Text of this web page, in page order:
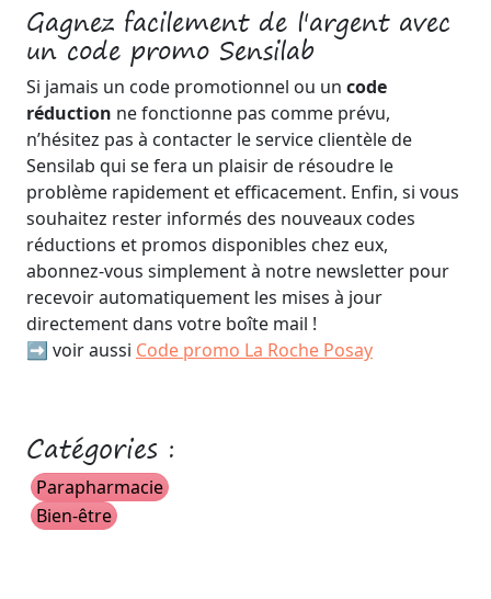
Gagnez facilement de l'argent avec
un code promo Sensilab
Si jamais un code promotionnel ou un code
réduction ne fonctionne pas comme prévu,
n’hésitez pas à contacter le service clientèle de
Sensilab qui se fera un plaisir de résoudre le
problème rapidement et efficacement. Enfin, si vous
souhaitez rester informés des nouveaux codes
réductions et promos disponibles chez eux,
abonnez-vous simplement à notre newsletter pour
recevoir automatiquement les mises à jour
directement dans votre boîte mail !
➡️ voir aussi Code promo La Roche Posay
Catégories :
Parapharmacie
Bien-être